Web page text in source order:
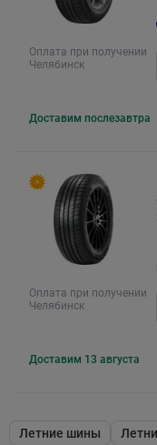
Оплата при получении
Челябинск
Доставим послезавтра
Оплата при получении
Челябинск
Доставим 13 августа
Летние шины